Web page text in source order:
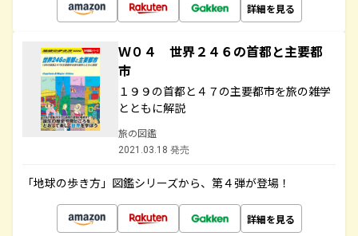
詳細を見る
Ｗ０４ 世界２４６の首都と主要都
市
１９９の首都と４７の主要都市を旅の雑学
とともに解説
旅の図鑑
2021.03.18 発売
「地球の歩き方」図鑑シリーズから、第４弾が登場！
詳細を見る